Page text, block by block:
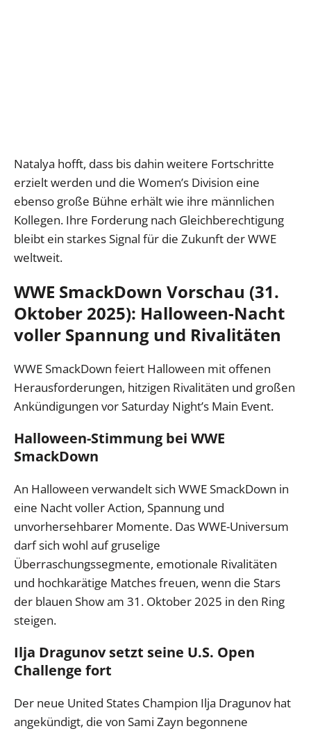
Natalya hofft, dass bis dahin weitere Fortschritte
erzielt werden und die Women’s Division eine
ebenso große Bühne erhält wie ihre männlichen
Kollegen. Ihre Forderung nach Gleichberechtigung
bleibt ein starkes Signal für die Zukunft der WWE
weltweit.
WWE SmackDown Vorschau (31.
Oktober 2025): Halloween-Nacht
voller Spannung und Rivalitäten
WWE SmackDown feiert Halloween mit offenen
Herausforderungen, hitzigen Rivalitäten und großen
Ankündigungen vor Saturday Night’s Main Event.
Halloween-Stimmung bei WWE
SmackDown
An Halloween verwandelt sich WWE SmackDown in
eine Nacht voller Action, Spannung und
unvorhersehbarer Momente. Das WWE-Universum
darf sich wohl auf gruselige
Überraschungssegmente, emotionale Rivalitäten
und hochkarätige Matches freuen, wenn die Stars
der blauen Show am 31. Oktober 2025 in den Ring
steigen.
Ilja Dragunov setzt seine U.S. Open
Challenge fort
Der neue United States Champion Ilja Dragunov hat
angekündigt, die von Sami Zayn begonnene